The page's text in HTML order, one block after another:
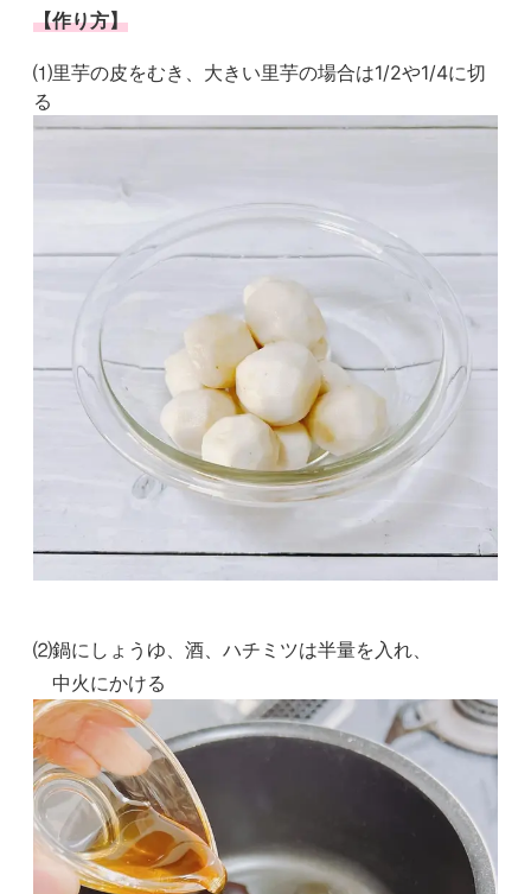
【作り方】
⑴里芋の皮をむき、大きい里芋の場合は1/2や1/4に切
る
⑵鍋にしょうゆ、酒、ハチミツは半量を入れ、
中火にかける